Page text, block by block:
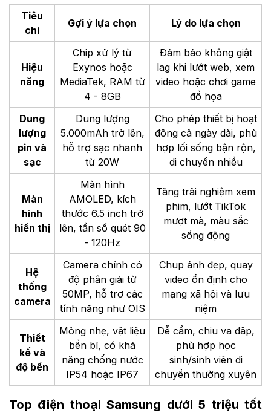
Tiêu
chí
Gợi ý lựa chọn Lý do lựa chọn
Hiệu
năng
Chip xử lý từ
Exynos hoặc
MediaTek, RAM từ
4 - 8GB
Đảm bảo không giật
lag khi lướt web, xem
video hoặc chơi game
đồ họa
Dung
lượng
pin và
sạc
Dung lượng
5.000mAh trở lên,
hỗ trợ sạc nhanh
từ 20W
Cho phép thiết bị hoạt
động cả ngày dài, phù
hợp lối sống bận rộn,
di chuyển nhiều
Màn
hình
hiển thị
Màn hình
AMOLED, kích
thước 6.5 inch trở
lên, tần số quét 90
- 120Hz
Tăng trải nghiệm xem
phim, lướt TikTok
mượt mà, màu sắc
sống động
Hệ
thống
camera
Camera chính có
độ phân giải từ
50MP, hỗ trợ các
tính năng như OIS
Chụp ảnh đẹp, quay
video ổn định cho
mạng xã hội và lưu
niệm
Thiết
kế và
độ bền
Mỏng nhẹ, vật liệu
bền bỉ, có khả
năng chống nước
IP54 hoặc IP67
Dễ cầm, chịu va đập,
phù hợp học
sinh/sinh viên di
chuyển thường xuyên
Top điện thoại Samsung dưới 5 triệu tốt